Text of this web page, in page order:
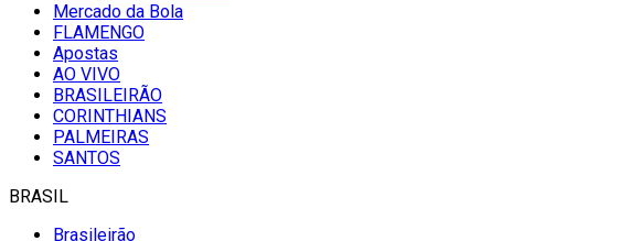
Mercado da Bola
FLAMENGO
Apostas
AO VIVO
BRASILEIRÃO
CORINTHIANS
PALMEIRAS
SANTOS
BRASIL
Brasileirão